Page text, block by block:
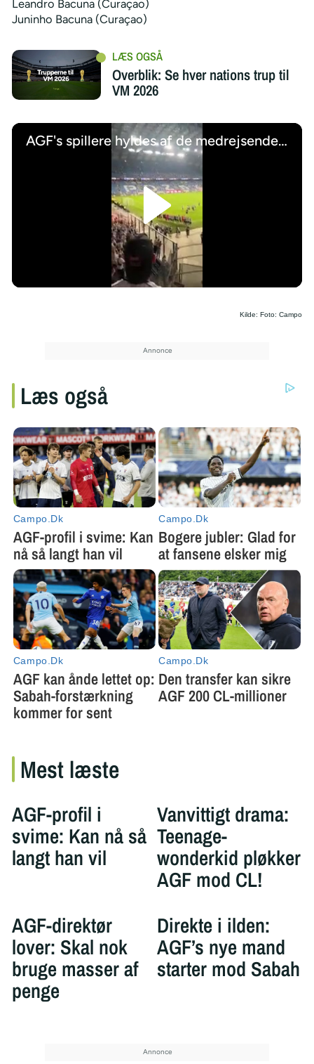
Leandro Bacuna (Curaçao)
Juninho Bacuna (Curaçao)
Overblik: Se hver nations trup til
VM 2026
AGF's spillere hyldes af de medrejsende tilhængere efter miraklet i Poznan
/
Kilde: Foto: Campo
Mest læste
AGF-profil i
svime: Kan nå så
langt han vil
Vanvittigt drama:
Teenage-
wonderkid pløkker
AGF mod CL!
AGF-direktør
lover: Skal nok
bruge masser af
penge
Direkte i ilden:
AGF’s nye mand
starter mod Sabah